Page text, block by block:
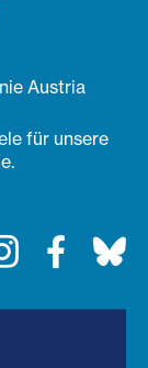
Austria
für unsere
Instagram